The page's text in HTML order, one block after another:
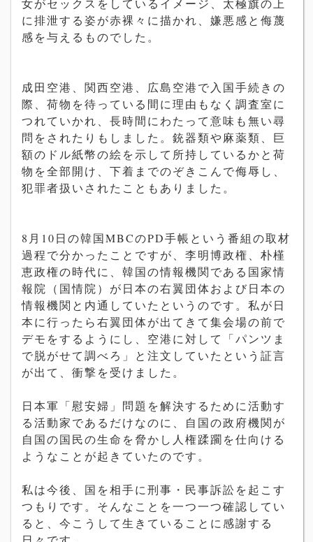
女がセックスをしているイメージ、太極旗の上
に排泄する姿が赤裸々に描かれ、嫌悪感と侮蔑
感を与えるものでした。
成田空港、関西空港、広島空港で入国手続きの
際、荷物を待っている間に理由もなく調査室に
つれていかれ、長時間にわたって意味も無い尋
問をされたりもしました。銃器類や麻薬類、巨
額のドル紙幣の絵を示して所持しているかと荷
物を全部開け、下着までのぞきこんで侮辱し、
犯罪者扱いされたこともありました。
8月10日の韓国MBCのPD手帳という番組の取材
過程で分かったことですが、李明博政権、朴槿
恵政権の時代に、韓国の情報機関である国家情
報院（国情院）が日本の右翼団体および日本の
情報機関と内通していたというのです。私が日
本に行ったら右翼団体が出てきて集会場の前で
デモをするようにし、空港に対して「パンツま
で脱がせて調べろ」と注文していたという証言
が出て、衝撃を受けました。
日本軍「慰安婦」問題を解決するために活動す
る活動家であるだけなのに、自国の政府機関が
自国の国民の生命を脅かし人権蹂躙を仕向ける
ようなことが起きていたのです。
私は今後、国を相手に刑事・民事訴訟を起こす
つもりです。そんなことを一つ一つ確認してい
ると、今こうして生きていることに感謝する